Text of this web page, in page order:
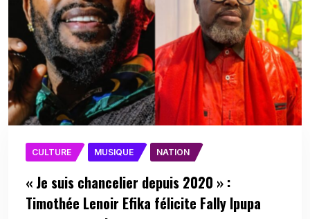
CULTURE MUSIQUE NATION
« Je suis chancelier depuis 2020 » :
Timothée Lenoir Efika félicite Fally Ipupa